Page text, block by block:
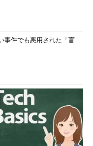
事件でも悪用された「盲